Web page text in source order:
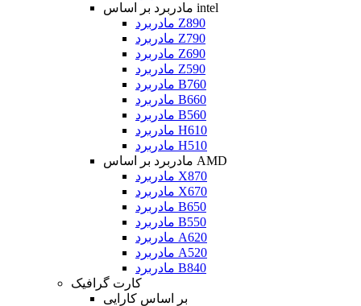
مادربرد بر اساس intel
مادربرد Z890
مادربرد Z790
مادربرد Z690
مادربرد Z590
مادربرد B760
مادربرد B660
مادربرد B560
مادربرد H610
مادربرد H510
مادربرد بر اساس AMD
مادربرد X870
مادربرد X670
مادربرد B650
مادربرد B550
مادربرد A620
مادربرد A520
مادربرد B840
کارت گرافیک
بر اساس کارایی